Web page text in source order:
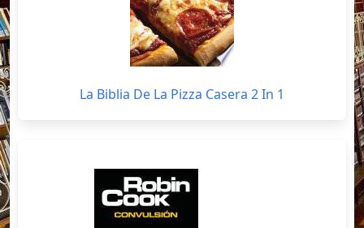
La Biblia De La Pizza Casera 2 In 1